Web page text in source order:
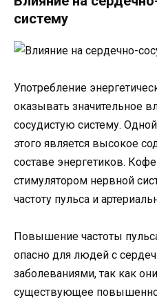
систему
Употребление
оказывать значительное
сосудистую систему.
этого является высокое
составе энергетиков.
стимулятором нервной
частоту пульса и
Повышение частоты
опасно для людей с
заболеваниями, так как
существующее